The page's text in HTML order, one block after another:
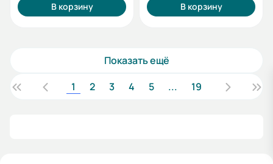
В корзину В корзину
Показать ещё
1
2 3 4 5 ... 19